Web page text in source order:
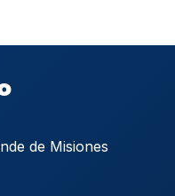
de Misiones